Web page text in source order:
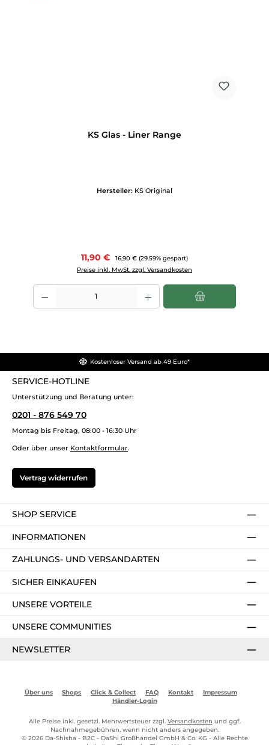
KS Glas - Liner Range
Hersteller: KS Original
Verkaufspreis:
11,90 € Regulärer Preis:
16,90 € (29.59% gespart)
Preise inkl. MwSt. zzgl. Versandkosten
Produkt Anzahl: Gib den gewünschten Wert ein oder benutze die
Kostenloser Versand ab 49 Euro*
SERVICE-HOTLINE
Unterstützung und Beratung unter:
0201 - 876 549 70
Montag bis Freitag, 08:00 - 16:30 Uhr
Oder über unser Kontaktformular.
Vertrag widerrufen
SHOP SERVICE
INFORMATIONEN
ZAHLUNGS- UND VERSANDARTEN
SICHER EINKAUFEN
UNSERE VORTEILE
UNSERE COMMUNITIES
NEWSLETTER
Über uns Shops Click & Collect FAQ Kontakt
Impressum
Händler-Login
Alle Preise inkl. gesetzl. Mehrwertsteuer zzgl. Versandkosten und ggf.
Nachnahmegebühren, wenn nicht anders angegeben.
© 2026 Da-Shisha - B2C - DaShi Großhandel GmbH & Co. KG - Alle Rechte